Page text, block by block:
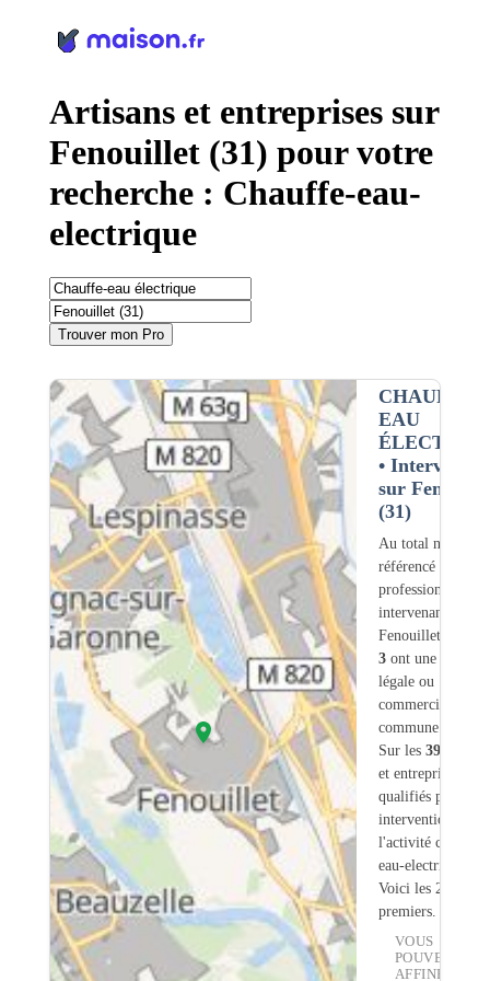
Artisans et entreprises sur
Fenouillet (31) pour votre
recherche : Chauffe-eau-
electrique
Trouver mon Pro
CHAUFFE-
EAU
•
sur
(31)
Au total nous
référencé
professionnels
intervenant sur
Fenouillet (31)
3ont une adresse
légale ou
commerciale
commune.
Sur les 399
et entreprises
qualifiés pour une
intervention sur
l'activité chauffe-
eau-electrique.
Voici les 20
premiers.
VOUS
POUVEZ
AFFINER